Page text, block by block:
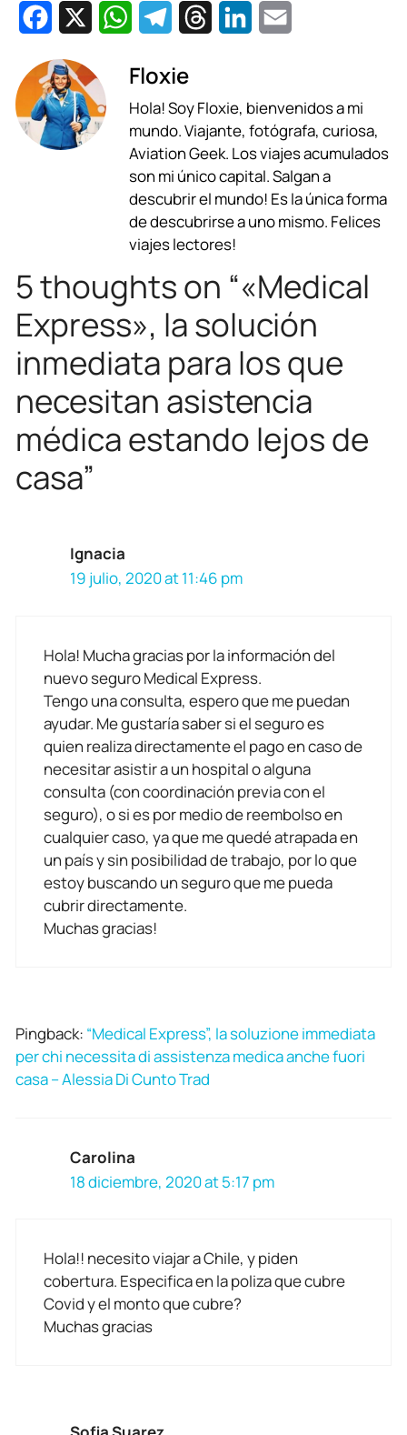
c
e
b
W
a
t
s
A
p
p
l
e
g
r
a
m
e
a
d
s
k
e
d
i
l
Floxie
Hola! Soy Floxie, bienvenidos a mi
mundo. Viajante, fotógrafa, curiosa,
Aviation Geek. Los viajes acumulados
son mi único capital. Salgan a
descubrir el mundo! Es la única forma
de descubrirse a uno mismo. Felices
viajes lectores!
5 thoughts on “«Medical
Express», la solución
inmediata para los que
necesitan asistencia
médica estando lejos de
casa”
Ignacia
19 julio, 2020 at 11:46 pm
Hola! Mucha gracias por la información del
nuevo seguro Medical Express.
Tengo una consulta, espero que me puedan
ayudar. Me gustaría saber si el seguro es
quien realiza directamente el pago en caso de
necesitar asistir a un hospital o alguna
consulta (con coordinación previa con el
seguro), o si es por medio de reembolso en
cualquier caso, ya que me quedé atrapada en
un país y sin posibilidad de trabajo, por lo que
estoy buscando un seguro que me pueda
cubrir directamente.
Muchas gracias!
Pingback: “Medical Express”, la soluzione immediata
per chi necessita di assistenza medica anche fuori
casa – Alessia Di Cunto Trad
Carolina
18 diciembre, 2020 at 5:17 pm
Hola!! necesito viajar a Chile, y piden
cobertura. Especifica en la poliza que cubre
Covid y el monto que cubre?
Muchas gracias